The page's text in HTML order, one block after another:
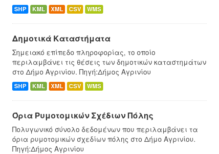
SHP KML XML CSV WMS
Δημοτικά Καταστήματα
Σημειακό επίπεδο πληροφορίας, το οποίο
περιλαμβάνει τις θέσεις των δημοτικών καταστημάτων
στο Δήμο Αγρινίου. Πηγή:Δήμος Αγρινίου
SHP KML XML CSV WMS
Όρια Ρυμοτομικών Σχέδιων Πόλης
Πολυγωνικό σύνολο δεδομένων που περιλαμβάνει τα
όρια ρυμοτομικών σχεδίων πόλης στο Δήμο Αγρινίου.
Πηγή:Δήμος Αγρινίου